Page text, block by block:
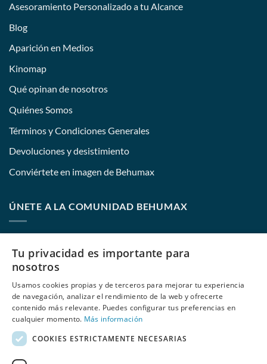
Asesoramiento Personalizado a tu Alcance
Blog
Aparición en Medios
Kinomap
Qué opinan de nosotros
Quiénes Somos
Términos y Condiciones Generales
Devoluciones y desistimiento
Conviértete en imagen de Behumax
ÚNETE A LA COMUNIDAD BEHUMAX
E-mail:
He leído y acepto las políticas de privacidadde Behumax
Tu privacidad es importante para
nosotros
Usamos cookies propias y de terceros para mejorar tu experiencia
de navegación, analizar el rendimiento de la web y ofrecerte
contenido más relevante. Puedes configurar tus preferencias en
cualquier momento. Más información
COOKIES ESTRICTAMENTE NECESARIAS